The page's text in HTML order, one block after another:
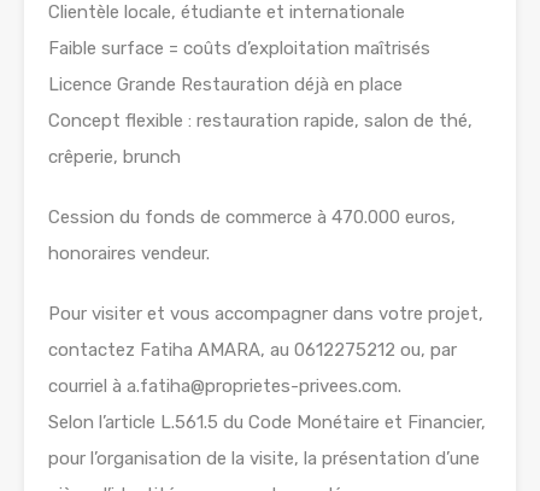
Clientèle locale, étudiante et internationale
Faible surface = coûts d’exploitation maîtrisés
Licence Grande Restauration déjà en place
Concept flexible : restauration rapide, salon de thé,
crêperie, brunch
Cession du fonds de commerce à 470.000 euros,
honoraires vendeur.
Pour visiter et vous accompagner dans votre projet,
contactez Fatiha AMARA, au 0612275212 ou, par
courriel à a.fatiha@proprietes-privees.com.
Selon l’article L.561.5 du Code Monétaire et Financier,
pour l’organisation de la visite, la présentation d’une